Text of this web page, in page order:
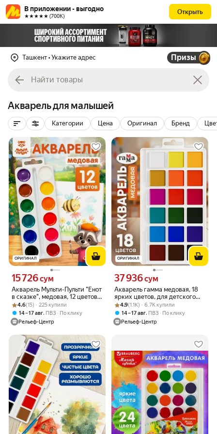
В приложении - выгодно
★★★★★ (700К)
Открыть
Ташкент • Укажите адрес Призы
Акварель для малышей
Категории Цена Оригинал Бренд
ОРИГИНАЛ
Акварель Мульти-Пульти "Енот
в сказке", медовая, 12 цветов,
без кисти, картон, европодвес
Цена 15726 сум вместо
15 726сум
Рейтинг товара: 4.6 из 5
Оценок: (15) · 225 купили
4.6(15) · 225 купили
14 – 17 авг, ПВЗ
По клику
Рельеф-Центр
ОРИГИНАЛ
Акварель гамма медовая, 18
ярких цветов, для детского
творчества
Цена 37936 сум вместо
37 936сум
Рейтинг товара: 4.9 из 5
Оценок: (1.1K) · 6.7K купили
4.9(1.1K) · 6.7K купили
14 – 17 авг, ПВЗ
По клику
Рельеф-Центр